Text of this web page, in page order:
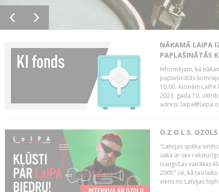
NĀKAMĀ LAIPA
PAPLAŠINĀTĀS
Informējam, ka
paplašinātās
10:00. Aicinām
2023. gada 10.
adresi:
O.Z.O.L.S.
"Latvijas spēka
saka ar sev
izaugušas vairākas
2005" (ai, kā tas
viens no Latvijas